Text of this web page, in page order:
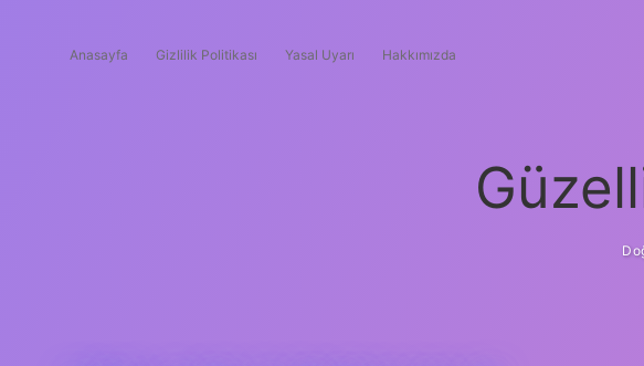
Anasayfa Gizlilik Politikası Yasal Uyarı Hakkımızda